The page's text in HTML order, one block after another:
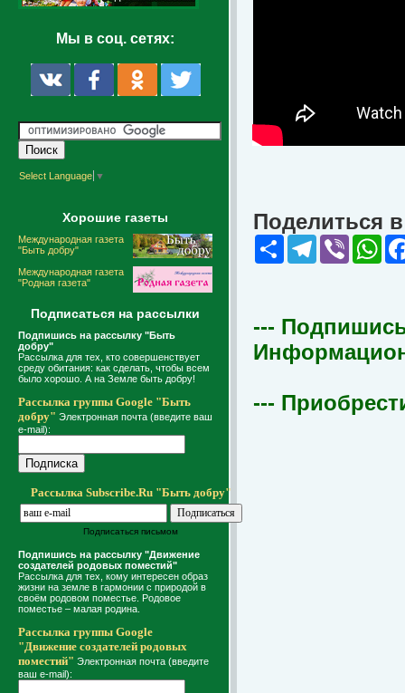
Мы в соц. сетях:
Select Language ▼
Хорошие газеты
Международная газета
"Быть добру"
Международная газета
"Родная газета"
Подписаться на рассылки
Подпишись на рассылку "Быть
добру"
Рассылка для тех, кто совершенствует
среду обитания: как сделать, чтобы всем
было хорошо. А на Земле быть добру!
Рассылка группы Google "Быть
добру" Электронная почта (введите ваш
e-mail):
Рассылка Subscribe.Ru "Быть добру"
Подписаться письмом
Подпишись на рассылку "Движение
создателей родовых поместий"
Рассылка для тех, кому интересен образ
жизни на земле в гармонии с природой в
своём родовом поместье. Родовое
поместье – малая родина.
Рассылка группы Google
"Движение создателей родовых
поместий" Электронная почта (введите
ваш e-mail):
Поделиться
Share Telegram
Viber
---
---